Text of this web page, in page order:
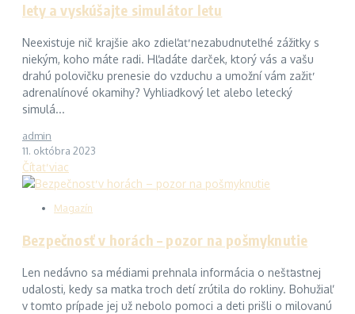
lety a vyskúšajte simulátor letu
Neexistuje nič krajšie ako zdieľať nezabudnuteľné zážitky s
niekým, koho máte radi. Hľadáte darček, ktorý vás a vašu
drahú polovičku prenesie do vzduchu a umožní vám zažiť
adrenalínové okamihy? Vyhliadkový let alebo letecký
simulá...
admin
11. októbra 2023
Čítať viac
Magazín
Bezpečnosť v horách – pozor na pošmyknutie
Len nedávno sa médiami prehnala informácia o nešťastnej
udalosti, kedy sa matka troch detí zrútila do rokliny. Bohužiaľ
v tomto prípade jej už nebolo pomoci a deti prišli o milovanú